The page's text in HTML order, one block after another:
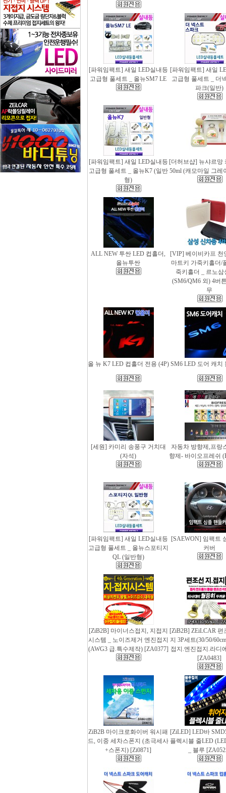
[파워임팩트] 새일 LED실내등
고급형 풀세트 _ 올뉴SM7 LE
[파워임팩트] 새일
고급형 풀세트 _ 더
파크(일반)
[파워임팩트] 새일 LED실내등
고급형 풀세트 _ 올뉴K7 (일반
형)
[더허브샵] 뉴샤르망
50ml (캐모마일 그레
ALL NEW 투싼 LED 컵홀더,
올뉴투싼
[VIP] 베이비카프 천
마트키 가죽키홀더/
죽키홀더 _ 르노삼
(SM6/QM6 외) 4버
무
올 뉴 K7 LED 컵홀더 전용 (4P) SM6 LED 도어 캐치
[세원] 카미리 송풍구 거치대
(자석)
자동차 방향제,프랑
향제- 바이오프레쉬
[파워임팩트] 새일 LED실내등
고급형 풀세트 _ 올뉴스포티지
QL (일반형)
[SAEWON] 임팩트
커버
[ZiB2B] 마이너스접지, 지접지
시스템 _ 노이즈제거 엔진접지
(AWG3 급.특수제작) [ZA0377]
[ZiB2B] ZEiLCAR 편
지 3P세트(30/50/
접지.엔진접지.라디
[ZA0483]
ZiB2B 마이크로화이버 워시패
드, 이중 세차스폰지 (초극세사
+스폰지) [Zi0871]
[ZiLED] LED바
플렉시블 줄LED
_ 블루